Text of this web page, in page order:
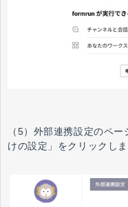
（5）外部連携設定のペ
けの設定」をクリックし